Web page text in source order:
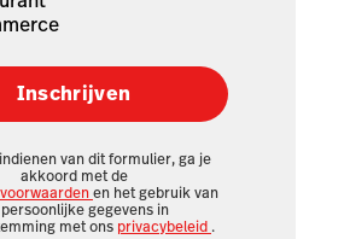
Inschrijven
van dit formulier, ga je
akkoord met de
en het gebruik van
gegevens in
met ons privacybeleid .